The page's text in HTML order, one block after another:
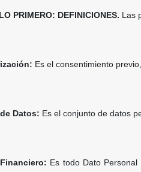
PRIMERO: DEFINICIONES. Las
Es el consentimiento
Datos: Es el conjunto de datos
Es todo Dato